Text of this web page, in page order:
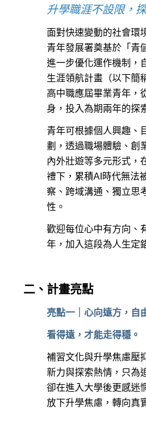
升學職涯不設限，
面對快速變動的社會環
青年發展署奠基於「青
進一步優化運作機制，
生涯領航計畫（以下簡
高中職應屆畢業青年，
身，投入為期兩年的探
青年可根據個人興趣、
劃，透過職場體驗、創
內外壯遊等多元形式，
禮下，累積AI時代無
察、跨域溝通、獨立思
性。
歡迎每位心中有方向、
年，加入這段為人生定
二、計畫亮點
亮點一｜心向遠方，自
看得遠，才能走得穩。
補習文化與升學焦慮壓
新力與探索熱情，只為
卻在進入大學後更感迷
放下升學焦慮，轉向真